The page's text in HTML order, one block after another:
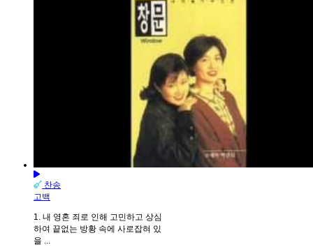
찬송
고백
1. 내 영혼 죄로 인해 고민하고 상심
하여 끝없는 방황 속에 사로잡혀 있
을 ...